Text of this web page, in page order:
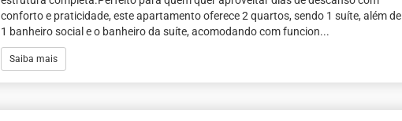
conforto e praticidade, este apartamento oferece 2 quartos, sendo 1 suíte, além de
1 banheiro social e o banheiro da suíte, acomodando com funcion...
Saiba mais